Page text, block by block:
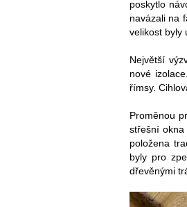
poskytlo
navázali na
velikost byly
Největší
nové
římsy.
Proměnou
střešní
položena
byly pro
dřevěnými